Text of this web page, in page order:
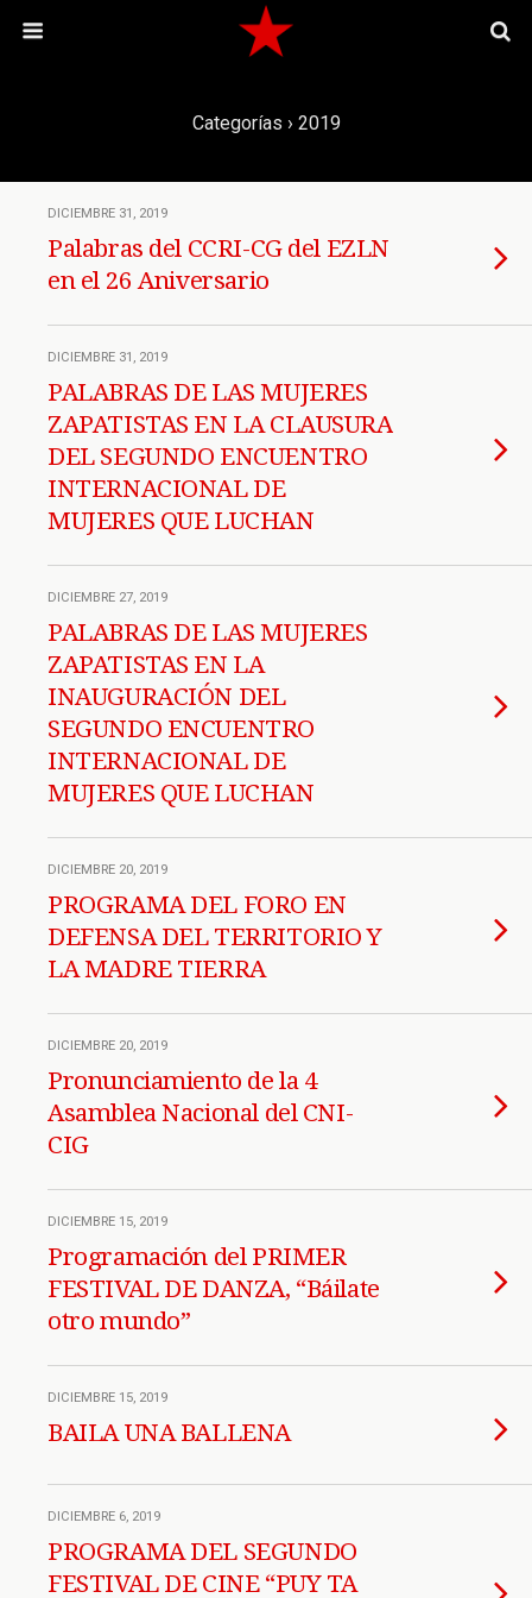
Categorías › 2019
DICIEMBRE 31, 2019
Palabras del CCRI-CG del EZLN
en el 26 Aniversario
DICIEMBRE 31, 2019
PALABRAS DE LAS MUJERES
ZAPATISTAS EN LA CLAUSURA
DEL SEGUNDO ENCUENTRO
INTERNACIONAL DE
MUJERES QUE LUCHAN
DICIEMBRE 27, 2019
PALABRAS DE LAS MUJERES
ZAPATISTAS EN LA
INAUGURACIÓN DEL
SEGUNDO ENCUENTRO
INTERNACIONAL DE
MUJERES QUE LUCHAN
DICIEMBRE 20, 2019
PROGRAMA DEL FORO EN
DEFENSA DEL TERRITORIO Y
LA MADRE TIERRA
DICIEMBRE 20, 2019
Pronunciamiento de la 4
Asamblea Nacional del CNI-
CIG
DICIEMBRE 15, 2019
Programación del PRIMER
FESTIVAL DE DANZA, “Báilate
otro mundo”
DICIEMBRE 15, 2019
BAILA UNA BALLENA
DICIEMBRE 6, 2019
PROGRAMA DEL SEGUNDO
FESTIVAL DE CINE “PUY TA